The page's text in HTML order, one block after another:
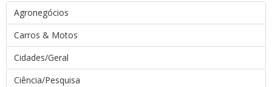
Agronegócios
Carros & Motos
Cidades/Geral
Ciência/Pesquisa